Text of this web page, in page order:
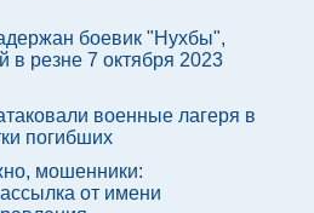
боевик "Нухбы",
в резне 7 октября 2023
военные лагеря в
погибших
мошенники:
от имени